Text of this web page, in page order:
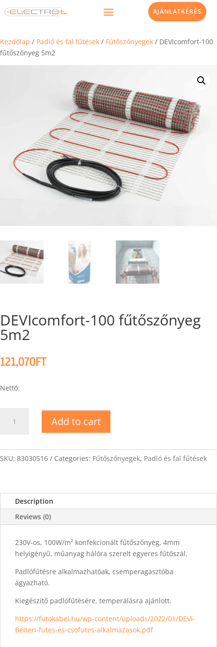
AJÁNLATKÉRÉS
Kezdőlap / Padló és fal fűtések / Fűtőszőnyegek / DEVIcomfort-100
fűtőszőnyeg 5m2
DEVIcomfort-100 fűtőszőnyeg
5m2
121,070FT
Nettó:
quantity
Add to cart
SKU: 83030516 Categories: Fűtőszőnyegek, Padló és fal fűtések
Description
Reviews (0)
230V-os, 100W/m² konfekcionált fűtőszőnyeg, 4mm
helyigényű, műanyag hálóra szerelt egyeres fűtőszál.
Padlófűtésre alkalmazhatóak, csemperagasztóba
ágyazható.
Kiegészítő padlófűtésére, temperálásra ajánlott.
https://futokabel.hu/wp-content/uploads/2022/01/DEVI-
Belteri-futes-es-csofutes-alkalmazasok.pdf